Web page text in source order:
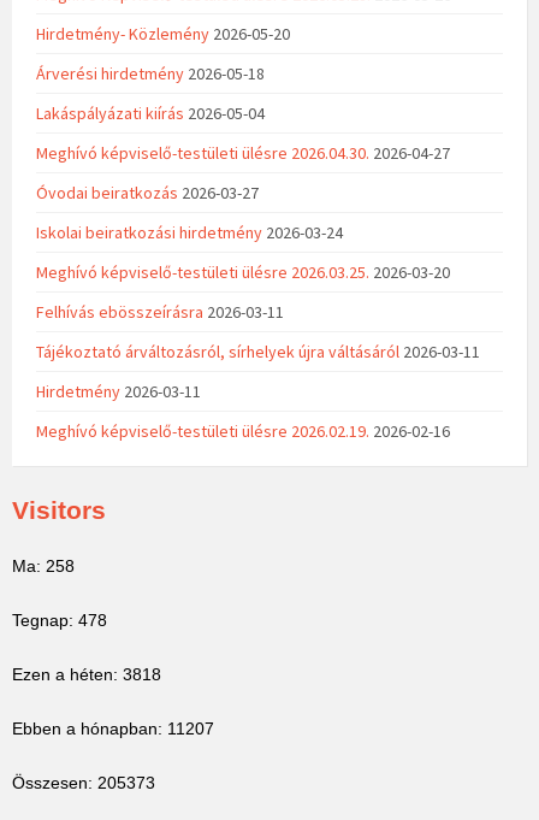
Hirdetmény- Közlemény 2026-05-20
Árverési hirdetmény 2026-05-18
Lakáspályázati kiírás 2026-05-04
Meghívó képviselő-testületi ülésre 2026.04.30. 2026-04-27
Óvodai beiratkozás 2026-03-27
Iskolai beiratkozási hirdetmény 2026-03-24
Meghívó képviselő-testületi ülésre 2026.03.25. 2026-03-20
Felhívás ebösszeírásra 2026-03-11
Tájékoztató árváltozásról, sírhelyek újra váltásáról 2026-03-11
Hirdetmény 2026-03-11
Meghívó képviselő-testületi ülésre 2026.02.19. 2026-02-16
Visitors
Ma: 258
Tegnap: 478
Ezen a héten: 3818
Ebben a hónapban: 11207
Összesen: 205373